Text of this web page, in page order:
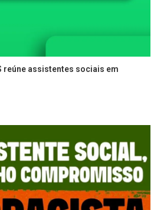
reúne assistentes sociais em